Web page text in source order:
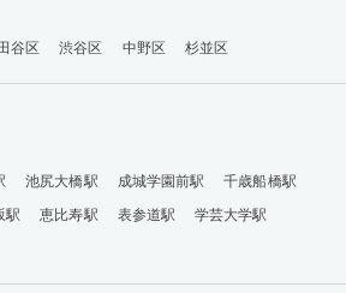
谷区 渋谷区 中野区 杉並区
池尻大橋駅 成城学園前駅
千歳船橋駅
駅 恵比寿駅 表参道駅
学芸大学駅